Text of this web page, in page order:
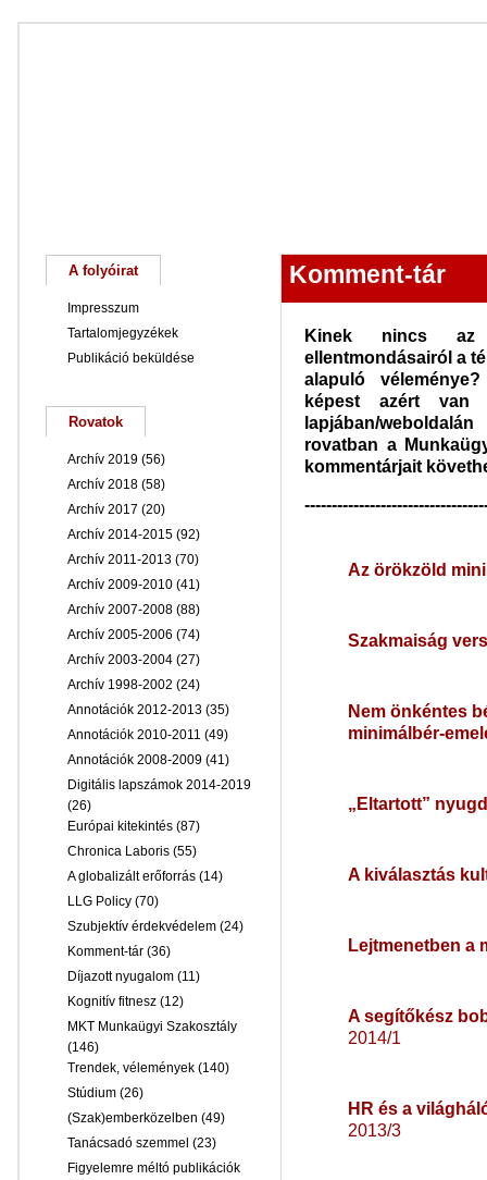
Komment-tár
Kinek nincs az
ellentmondásairól a
alapuló
képest azért van
lapjában/
rovatban a
kommentárjait
Az örökzöld
Szakmaiság
Nem önkéntes
minimálbér-
„Eltartott”
A kiválasztás
Lejtmenetben a
A segítőkész
2014/1
HR és a
2013/3
A folyóirat
Impresszum
Tartalomjegyzékek
Publikáció beküldése
Rovatok
Archív 2019 (56)
Archív 2018 (58)
Archív 2017 (20)
Archív 2014-2015 (92)
Archív 2011-2013 (70)
Archív 2009-2010 (41)
Archív 2007-2008 (88)
Archív 2005-2006 (74)
Archív 2003-2004 (27)
Archív 1998-2002 (24)
Annotációk 2012-2013 (35)
Annotációk 2010-2011 (49)
Annotációk 2008-2009 (41)
Digitális lapszámok 2014-2019
(26)
Európai kitekintés (87)
Chronica Laboris (55)
A globalizált erőforrás (14)
LLG Policy (70)
Szubjektív érdekvédelem (24)
Komment-tár (36)
Díjazott nyugalom (11)
Kognitív fitnesz (12)
MKT Munkaügyi Szakosztály
(146)
Trendek, vélemények (140)
Stúdium (26)
(Szak)emberközelben (49)
Tanácsadó szemmel (23)
Figyelemre méltó publikációk